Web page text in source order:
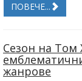
ПОВЕЧЕ...
Сезон на Том
жанрове